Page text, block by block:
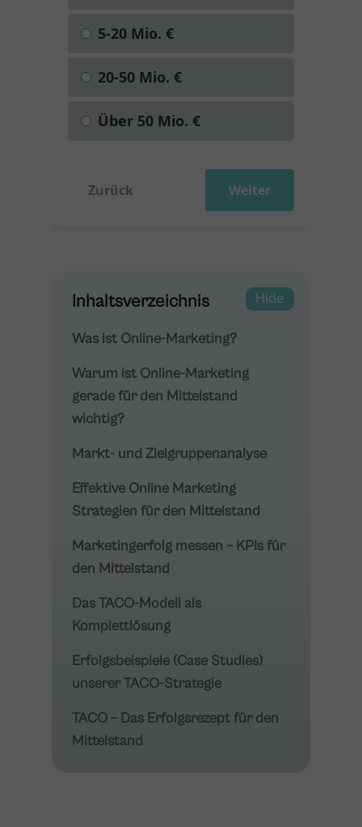
5-20 Mio. €
20-50 Mio. €
Über 50 Mio. €
Zurück Weiter
Was ist Online-Marketing?
Warum ist Online-Marketing
gerade für den Mittelstand
wichtig?
Markt- und Zielgruppenanalyse
Effektive Online Marketing
Strategien für den Mittelstand
Marketingerfolg messen – KPIs für
den Mittelstand
Das TACO-Modell als
Komplettlösung
Erfolgsbeispiele (Case Studies)
unserer TACO-Strategie
TACO – Das Erfolgsrezept für den
Mittelstand
Hide
Show
Inhaltsverzeichnis